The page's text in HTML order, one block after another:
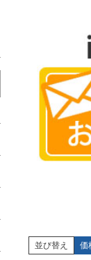
並び替え 価